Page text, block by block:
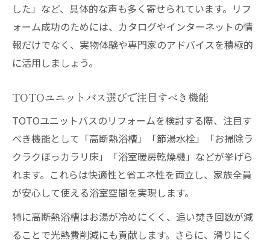
した」など、具体的な声も多く寄せられています。リフ
ォーム成功のためには、カタログやインターネットの情
報だけでなく、実物体験や専門家のアドバイスを積極的
に活用しましょう。
TOTOユニットバス選びで注目すべき機能
TOTOユニットバスのリフォームを検討する際、注目す
べき機能として「高断熱浴槽」「節湯水栓」「お掃除ラ
クラクほっカラリ床」「浴室暖房乾燥機」などが挙げら
れます。これらは快適性と省エネ性を両立し、家族全員
が安心して使える浴室空間を実現します。
特に高断熱浴槽はお湯が冷めにくく、追い焚き回数が減
ることで光熱費削減にも貢献します。さらに、滑りにく